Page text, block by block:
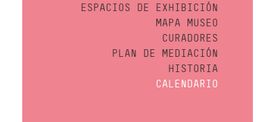
ESPACIOS DE EXHIBICIÓN
MAPA MUSEO
CURADORES
PLAN DE MEDIACIÓN
HISTORIA
CALENDARIO